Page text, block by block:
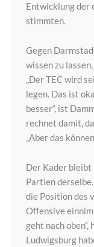
Entwicklung der
stimmten.
Gegen
wissen zu
„Der TEC wird
legen. Das ist
besser“, ist
rechnet damit,
„Aber das
Der Kader bleibt
Partien
die Position des
Offensive
geht nach
Ludwigsburg